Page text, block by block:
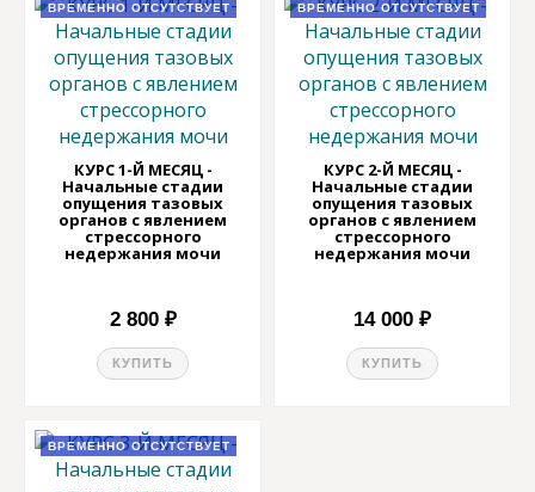
ВРЕМЕННО ОТСУТСТВУЕТ
КУРС 1-Й МЕСЯЦ -
Начальные стадии
опущения тазовых
органов с явлением
стрессорного
недержания мочи
2 800 ₽
КУПИТЬ
ВРЕМЕННО ОТСУТСТВУЕТ
КУРС 2-Й МЕСЯЦ -
Начальные стадии
опущения тазовых
органов с явлением
стрессорного
недержания мочи
14 000 ₽
КУПИТЬ
ВРЕМЕННО ОТСУТСТВУЕТ